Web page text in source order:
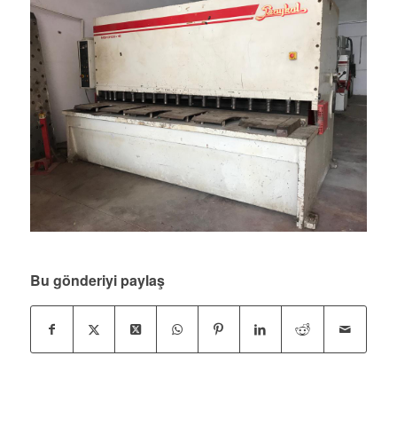
Bu gönderiyi paylaş